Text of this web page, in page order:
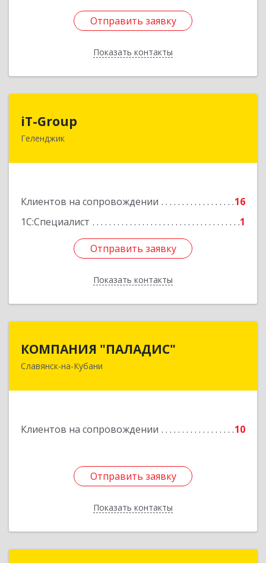
Отправить заявку
Показать контакты
Отправить заявку
Назад
iT-Group
Геленджик
Клиентов на сопровождении
16
1С:Специалист
1
Отправить заявку
Показать контакты
353460, Краснодарский край, Геленджик г,
Отправить заявку
Назад
КОМПАНИЯ "ПАЛАДИС"
Славянск-на-Кубани
Клиентов на сопровождении 10
Отправить заявку
Показать контакты
353560, Краснодарский край, Славянский р-н,
Подробнее
Отправить заявку
Назад